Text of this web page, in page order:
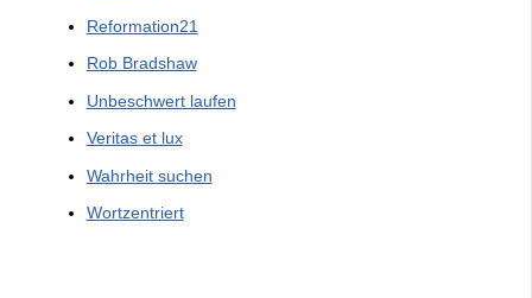
Reformation21
Rob Bradshaw
Unbeschwert laufen
Veritas et lux
Wahrheit suchen
Wortzentriert